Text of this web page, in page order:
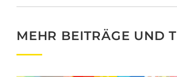
MEHR BEITRÄGE UND